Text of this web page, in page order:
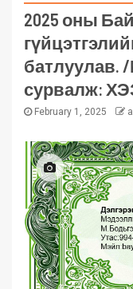
2025 оны
батлуулав.
сурвалж:
February 1, 2025